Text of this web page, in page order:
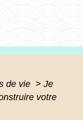
de vie > Je
votre